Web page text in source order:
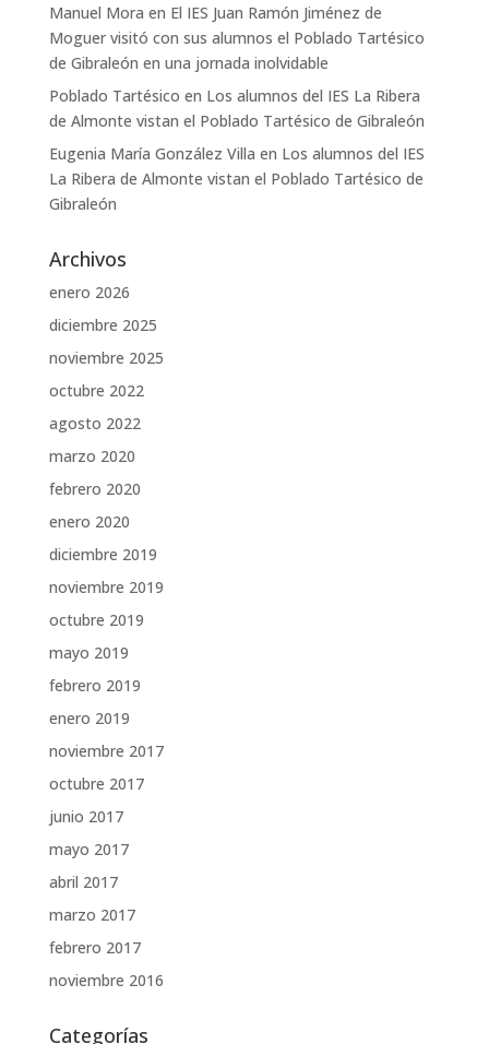
Manuel Mora en El IES Juan Ramón Jiménez de
Moguer visitó con sus alumnos el Poblado Tartésico
de Gibraleón en una jornada inolvidable
Poblado Tartésico en Los alumnos del IES La Ribera
de Almonte vistan el Poblado Tartésico de Gibraleón
Eugenia María González Villa en Los alumnos del IES
La Ribera de Almonte vistan el Poblado Tartésico de
Gibraleón
Archivos
enero 2026
diciembre 2025
noviembre 2025
octubre 2022
agosto 2022
marzo 2020
febrero 2020
enero 2020
diciembre 2019
noviembre 2019
octubre 2019
mayo 2019
febrero 2019
enero 2019
noviembre 2017
octubre 2017
junio 2017
mayo 2017
abril 2017
marzo 2017
febrero 2017
noviembre 2016
Categorías